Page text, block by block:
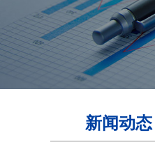
新闻动态
医用加温箱
医用冷藏柜